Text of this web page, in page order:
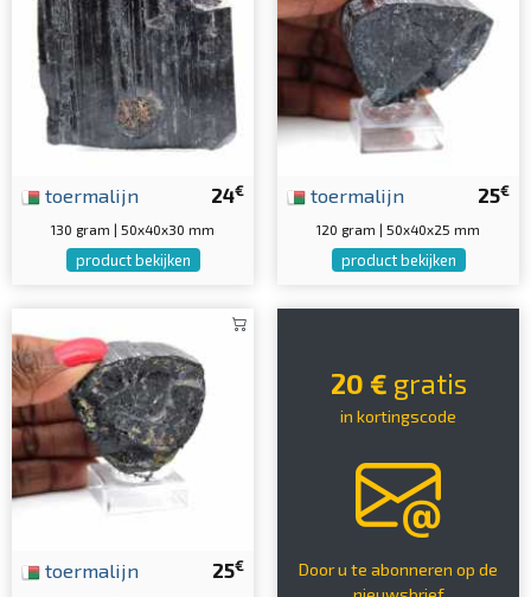
24€
toermalijn
130 gram | 50x40x30 mm
product bekijken
25€
toermalijn
120 gram | 50x40x25 mm
product bekijken
25€
toermalijn
20 € gratis
in kortingscode
Door u te abonneren op de